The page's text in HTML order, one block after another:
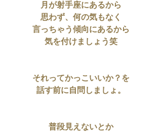
月が射手座にあるから
思わず、何の気もなく
言っちゃう傾向にあるから
気を付けましょう笑
それってかっこいいか？を
話す前に自問しましょ。
普段見えないとか